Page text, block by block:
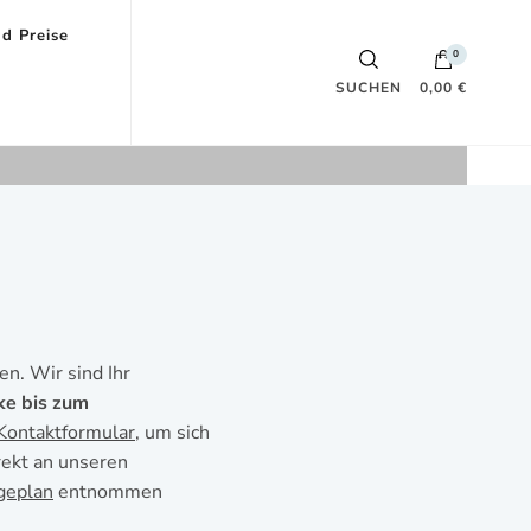
Preise
SUCHEN
0
0,00 €
Wir sind Ihr
bis zum
, um sich
an unseren
entnommen